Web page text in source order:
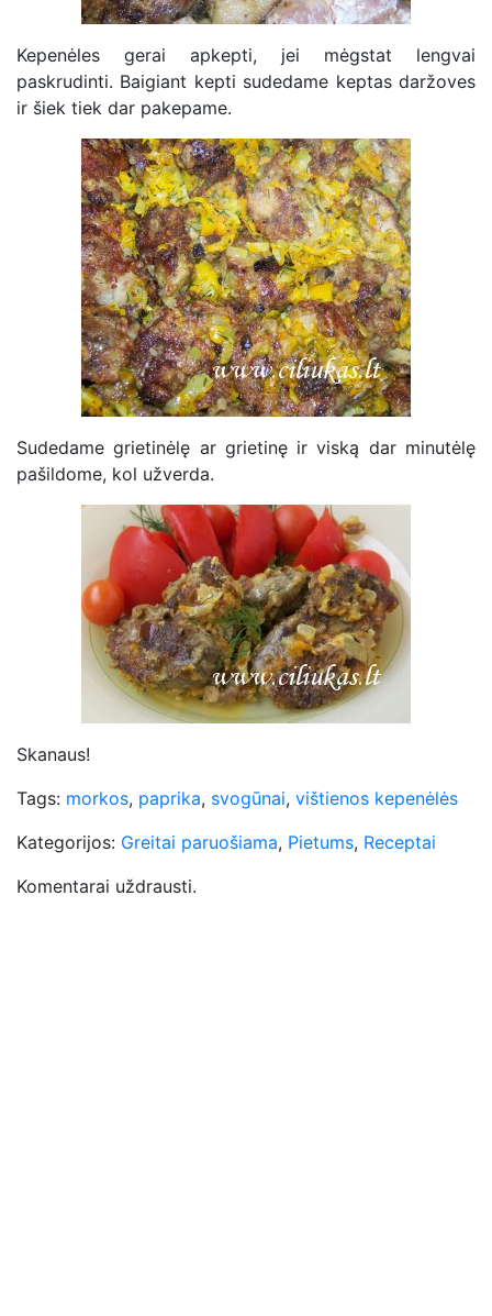
Kepenėles gerai apkepti, jei mėgstat lengvai
paskrudinti. Baigiant kepti sudedame keptas daržoves
ir šiek tiek dar pakepame.
Sudedame grietinėlę ar grietinę ir viską dar minutėlę
pašildome, kol užverda.
Skanaus!
Tags: morkos, paprika, svogūnai, vištienos kepenėlės
Kategorijos: Greitai paruošiama, Pietums, Receptai
Komentarai uždrausti.